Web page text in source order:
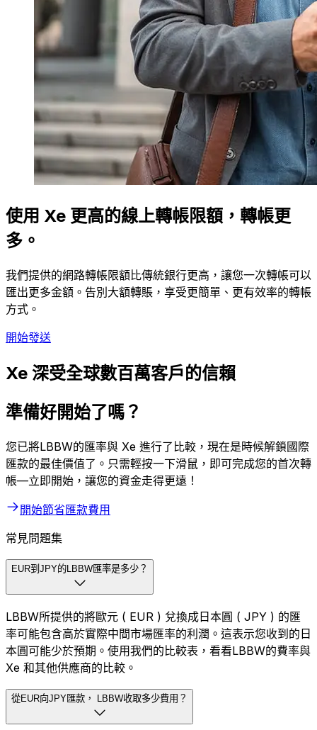
使用 Xe 更高的線上轉帳限額，轉帳更
多。
我們提供的網路轉帳限額比傳統銀行更高，讓您一次轉帳可以
匯出更多金額。告別大額轉賬，享受更簡單、更有效率的轉帳
方式。
開始發送
Xe 深受全球數百萬客戶的信賴
準備好開始了嗎？
您已將LBBW的匯率與 Xe 進行了比較，現在是時候解鎖國際
匯款的最佳價值了。只需輕按一下滑鼠，即可完成您的首次轉
帳—立即開始，讓您的資金走得更遠！
開始節省匯款費用
常見問題集
EUR到JPY的LBBW匯率是多少？
LBBW所提供的將歐元 ( EUR ) 兌換成日本圓 ( JPY ) 的匯
率可能包含高於實際中間市場匯率的利潤。這表示您收到的日
本圓可能少於預期。使用我們的比較表，看看LBBW的費率與
Xe 和其他供應商的比較。
從EUR向JPY匯款， LBBW收取多少費用？